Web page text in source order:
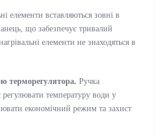
елементи вставляються зовні в
що забезпечує тривалий
елементи не знаходяться в
терморегулятора. Ручка
регулювати температуру води у
економічний режим та захист